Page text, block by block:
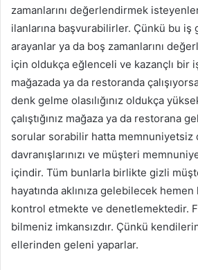
zamanlarını değerlendirmek
ilanlarına başvurabilirler. Çünkü bu iş
arayanlar ya da boş zamanlarını
için oldukça eğlenceli ve kazançlı bir
mağazada ya da restoranda
denk gelme olasılığınız oldukça
çalıştığınız mağaza ya da restorana
sorular sorabilir hatta memnuniyetsiz
davranışlarınızı ve müşteri
içindir. Tüm bunlarla birlikte gizli
hayatında aklınıza gelebilecek
kontrol etmekte ve denetlemektedir.
bilmeniz imkansızdır. Çünkü
ellerinden geleni yaparlar.